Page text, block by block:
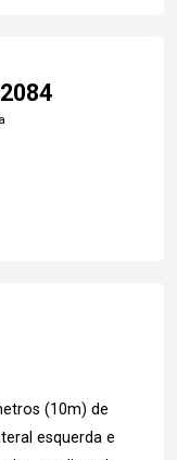
(10m) de
esquerda e